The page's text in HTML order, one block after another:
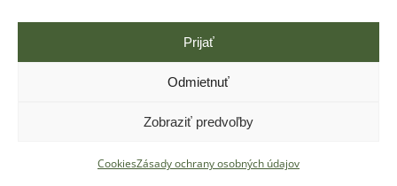
Prijať
Odmietnuť
Zobraziť predvoľby
CookiesZásady ochrany osobných údajov
VytvorilITEC.SK